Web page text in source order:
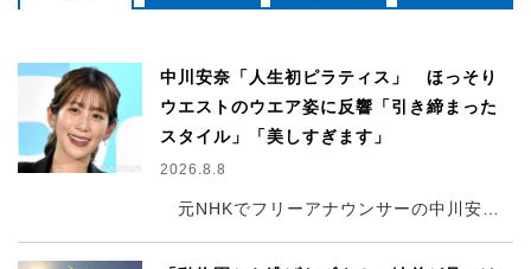
中川安奈「人生初ピラティス」 ほっそり
ウエストのウエア姿に反響「引き締まった
スタイル」「美しすぎます」
2026.8.8